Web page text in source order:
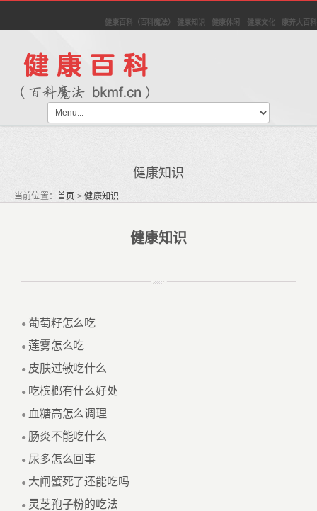
健康百科（百科魔法） 健康知识 健康休闲 健康文化 康养大百科
健康知识
当前位置：首页 >健康知识
健康知识
● 葡萄籽怎么吃
● 莲雾怎么吃
● 皮肤过敏吃什么
● 吃槟榔有什么好处
● 血糖高怎么调理
● 肠炎不能吃什么
● 尿多怎么回事
● 大闸蟹死了还能吃吗
● 灵芝孢子粉的吃法